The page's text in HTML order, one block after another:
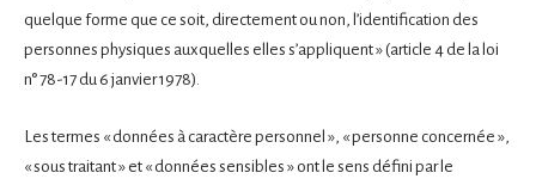
quelque forme que ce soit, directement ou non, l’identification des
personnes physiques auxquelles elles s’appliquent » (article 4 de la loi
n° 78-17 du 6 janvier 1978).
Les termes « données à caractère personnel », « personne concernée »,
« sous traitant » et « données sensibles » ont le sens défini par le